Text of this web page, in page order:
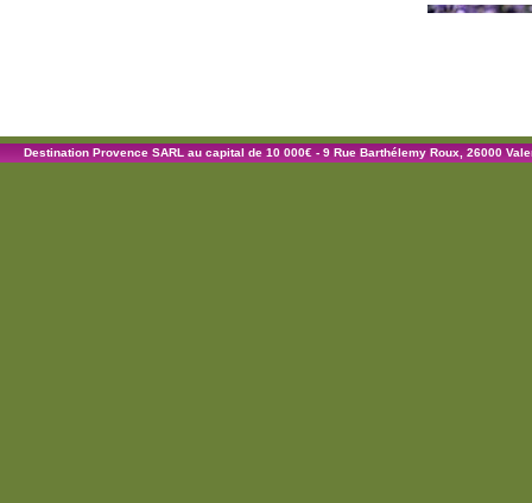
Destination Provence SARL au capital de 10 000€ - 9 Rue Barthélemy Roux, 26000